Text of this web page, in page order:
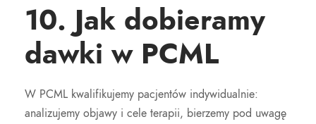
10. Jak dobieramy
dawki w PCML
W PCML kwalifikujemy pacjentów indywidualnie:
analizujemy objawy i cele terapii, bierzemy pod uwagę